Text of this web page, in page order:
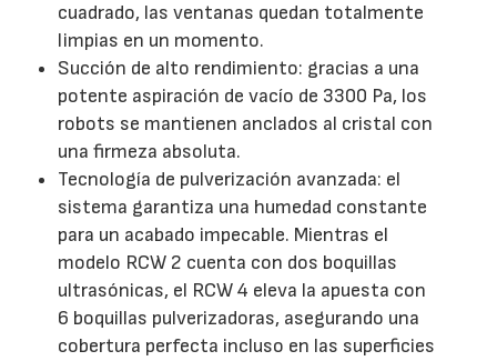
cuadrado, las ventanas quedan totalmente
limpias en un momento.
Succión de alto rendimiento: gracias a una
potente aspiración de vacío de 3300 Pa, los
robots se mantienen anclados al cristal con
una firmeza absoluta.
Tecnología de pulverización avanzada: el
sistema garantiza una humedad constante
para un acabado impecable. Mientras el
modelo RCW 2 cuenta con dos boquillas
ultrasónicas, el RCW 4 eleva la apuesta con
6 boquillas pulverizadoras, asegurando una
cobertura perfecta incluso en las superficies